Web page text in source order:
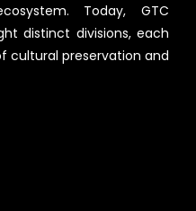
Today, GTC
distinct divisions, each
cultural preservation and